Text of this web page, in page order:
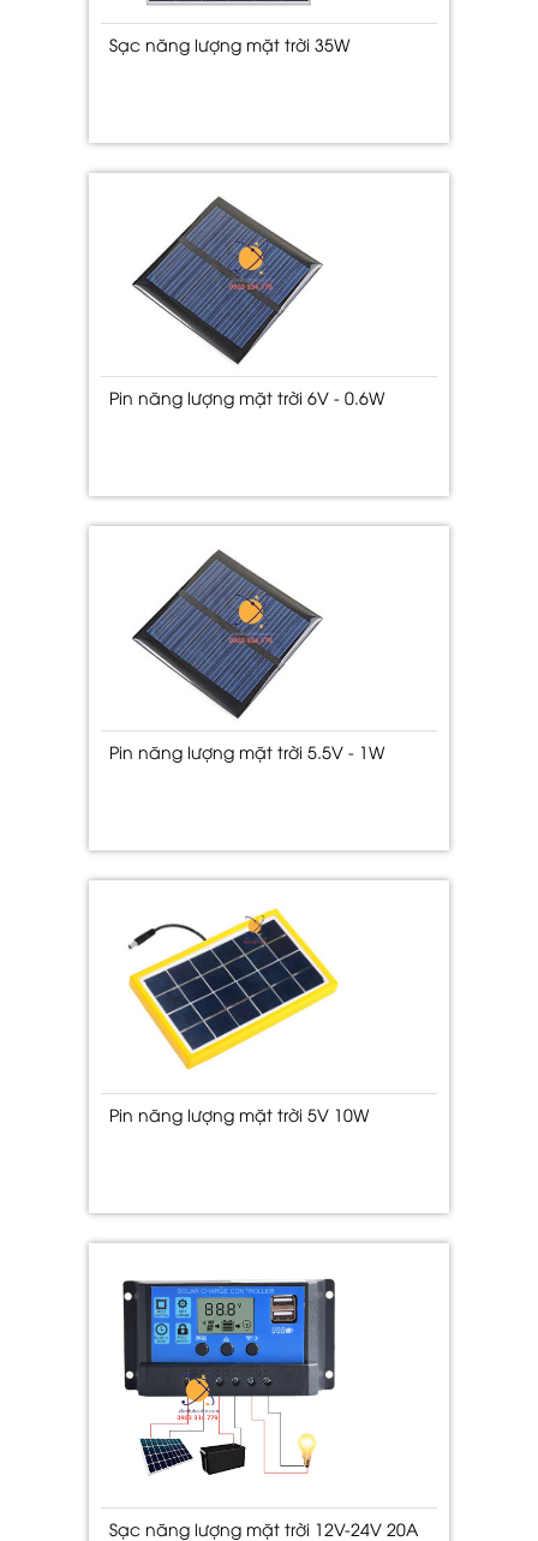
Sạc năng lượng mặt trời 35W
Pin năng lượng mặt trời 6V - 0.6W
Pin năng lượng mặt trời 5.5V - 1W
Pin năng lượng mặt trời 5V 10W
Sạc năng lượng mặt trời 12V-24V 20A